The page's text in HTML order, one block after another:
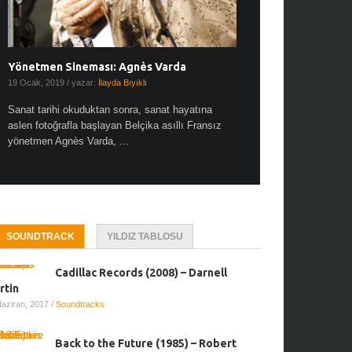
Yönetmen Sineması: Agnès Varda
19 Ocak, 2019 / yazar: İlayda Bıyıklı
Sanat tarihi okuduktan sonra, sanat hayatına
aslen fotoğrafla başlayan Belçika asıllı Fransız
yönetmen Agnès Varda, ...
SOUNDTRACK YILDIZ TABLOSU
Cadillac Records (2008) – Darnell
2017 / Soundtracks
Back to the Future (1985) – Robert